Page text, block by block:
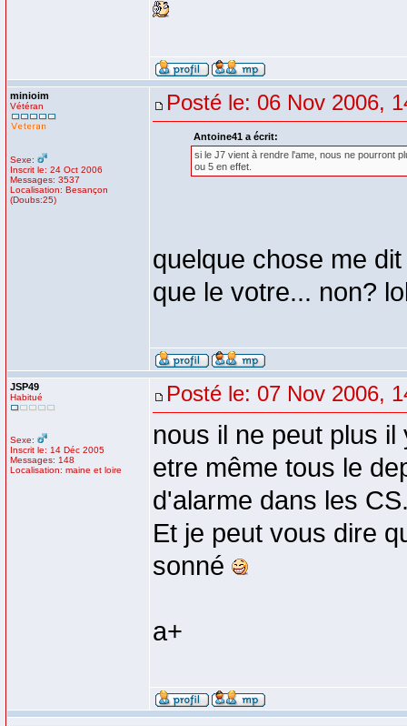
minioim
Vétéran
Sexe:
Inscrit le: 24 Oct 2006
Messages: 3537
Localisation: Besançon
(Doubs:25)
Posté le: 06 Nov 2006,
Antoine41 a écrit:
si le J7 vient à rendre l'ame, nous ne pourront
ou 5 en effet.
quelque chose me
que le votre... non?
JSP49
Habitué
Sexe:
Inscrit le: 14 Déc 2005
Messages: 148
Localisation: maine et loire
Posté le: 07 Nov 2006,
nous il ne peut plus
etre même tous le
d'alarme dans les
Et je peut vous dire
sonné
a+